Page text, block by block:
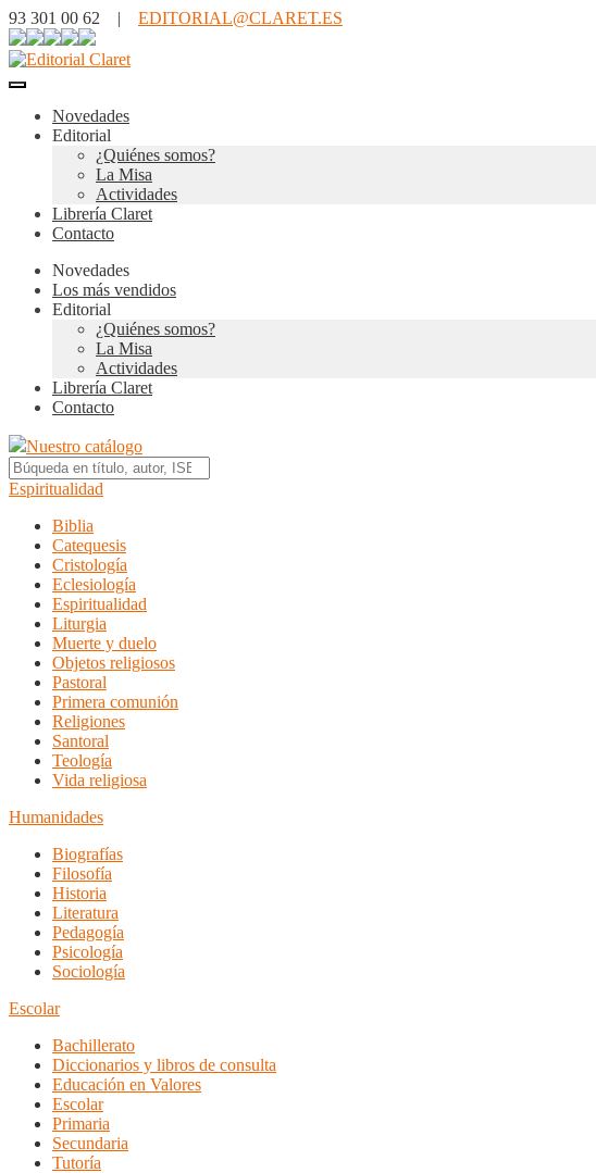
93 301 00 62 | EDITORIAL@CLARET.ES
Novedades
Editorial
¿Quiénes somos?
La Misa
Actividades
Librería Claret
Contacto
Novedades
Los más vendidos
Editorial
¿Quiénes somos?
La Misa
Actividades
Librería Claret
Contacto
Nuestro catálogo
Espiritualidad
Biblia
Catequesis
Cristología
Eclesiología
Espiritualidad
Liturgia
Muerte y duelo
Objetos religiosos
Pastoral
Primera comunión
Religiones
Santoral
Teología
Vida religiosa
Humanidades
Biografías
Filosofía
Historia
Literatura
Pedagogía
Psicología
Sociología
Escolar
Bachillerato
Diccionarios y libros de consulta
Educación en Valores
Escolar
Primaria
Secundaria
Tutoría